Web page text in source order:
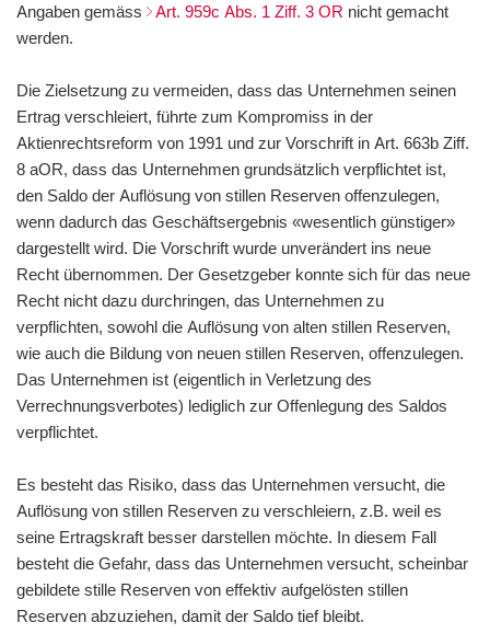
Angaben gemäss
Art. 959c Abs. 1 Ziff. 3 OR nicht gemacht
werden.
Die Zielsetzung zu vermeiden, dass das Unternehmen seinen
Ertrag verschleiert, führte zum Kompromiss in der
Aktienrechtsreform von 1991 und zur Vorschrift in Art. 663b Ziff.
8 aOR, dass das Unternehmen grundsätzlich verpflichtet ist,
den Saldo der Auflösung von stillen Reserven offenzulegen,
wenn dadurch das Geschäftsergebnis «wesentlich günstiger»
dargestellt wird. Die Vorschrift wurde unverändert ins neue
Recht übernommen. Der Gesetzgeber konnte sich für das neue
Recht nicht dazu durchringen, das Unternehmen zu
verpflichten, sowohl die Auflösung von alten stillen Reserven,
wie auch die Bildung von neuen stillen Reserven, offenzulegen.
Das Unternehmen ist (eigentlich in Verletzung des
Verrechnungsverbotes) lediglich zur Offenlegung des Saldos
verpflichtet.
Es besteht das Risiko, dass das Unternehmen versucht, die
Auflösung von stillen Reserven zu verschleiern, z.B. weil es
seine Ertragskraft besser darstellen möchte. In diesem Fall
besteht die Gefahr, dass das Unternehmen versucht, scheinbar
gebildete stille Reserven von effektiv aufgelösten stillen
Reserven abzuziehen, damit der Saldo tief bleibt.